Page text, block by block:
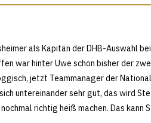
als Kapitän der DHB-Auswahl
war hinter Uwe schon bisher der
jetzt Teammanager der
untereinander sehr gut, das wird
richtig heiß machen. Das kann